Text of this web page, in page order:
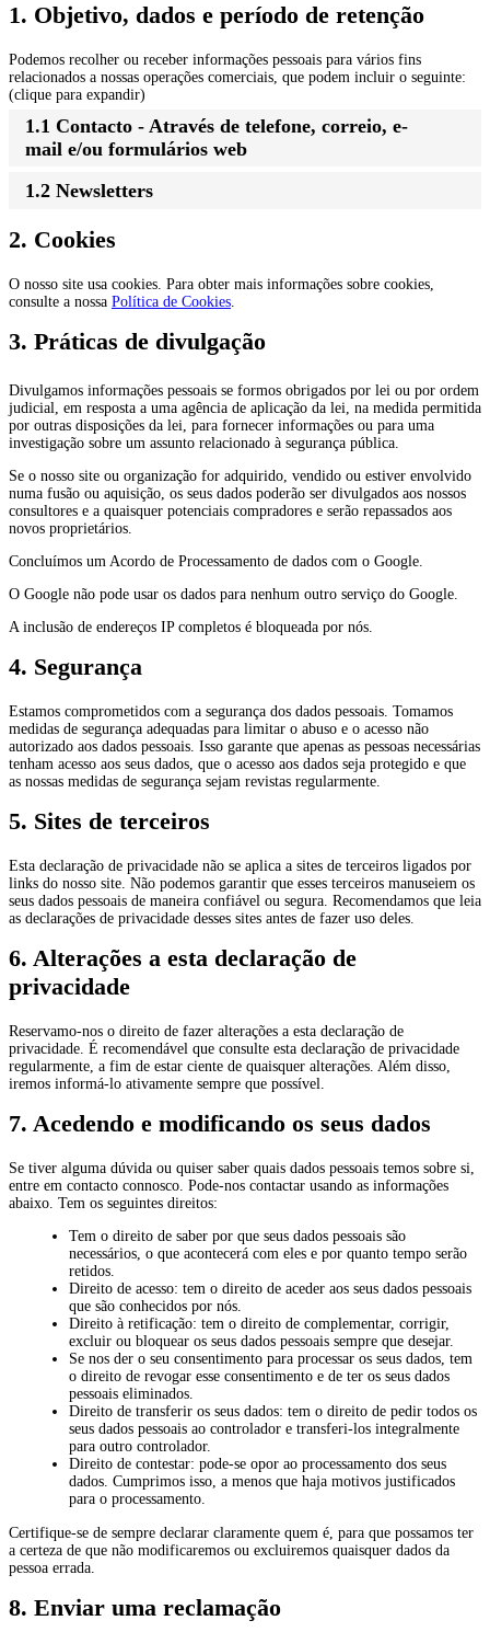
1. Objetivo, dados e período de retenção
Podemos recolher ou receber informações pessoais para vários fins
relacionados a nossas operações comerciais, que podem incluir o seguinte:
(clique para expandir)
1.1 Contacto - Através de telefone, correio, e-
mail e/ou formulários web
1.2 Newsletters
2. Cookies
O nosso site usa cookies. Para obter mais informações sobre cookies,
consulte a nossa Política de Cookies.
3. Práticas de divulgação
Divulgamos informações pessoais se formos obrigados por lei ou por ordem
judicial, em resposta a uma agência de aplicação da lei, na medida permitida
por outras disposições da lei, para fornecer informações ou para uma
investigação sobre um assunto relacionado à segurança pública.
Se o nosso site ou organização for adquirido, vendido ou estiver envolvido
numa fusão ou aquisição, os seus dados poderão ser divulgados aos nossos
consultores e a quaisquer potenciais compradores e serão repassados ​​aos
novos proprietários.
Concluímos um Acordo de Processamento de dados com o Google.
O Google não pode usar os dados para nenhum outro serviço do Google.
A inclusão de endereços IP completos é bloqueada por nós.
4. Segurança
Estamos comprometidos com a segurança dos dados pessoais. Tomamos
medidas de segurança adequadas para limitar o abuso e o acesso não
autorizado aos dados pessoais. Isso garante que apenas as pessoas necessárias
tenham acesso aos seus dados, que o acesso aos dados seja protegido e que
as nossas medidas de segurança sejam revistas regularmente.
5. Sites de terceiros
Esta declaração de privacidade não se aplica a sites de terceiros ligados por
links do nosso site. Não podemos garantir que esses terceiros manuseiem os
seus dados pessoais de maneira confiável ou segura. Recomendamos que leia
as declarações de privacidade desses sites antes de fazer uso deles.
6. Alterações a esta declaração de
privacidade
Reservamo-nos o direito de fazer alterações a esta declaração de
privacidade. É recomendável que consulte esta declaração de privacidade
regularmente, a fim de estar ciente de quaisquer alterações. Além disso,
iremos informá-lo ativamente sempre que possível.
7. Acedendo e modificando os seus dados
Se tiver alguma dúvida ou quiser saber quais dados pessoais temos sobre si,
entre em contacto connosco. Pode-nos contactar usando as informações
abaixo. Tem os seguintes direitos:
Tem o direito de saber por que seus dados pessoais são
necessários, o que acontecerá com eles e por quanto tempo serão
retidos.
Direito de acesso: tem o direito de aceder aos seus dados pessoais
que são conhecidos por nós.
Direito à retificação: tem o direito de complementar, corrigir,
excluir ou bloquear os seus dados pessoais sempre que desejar.
Se nos der o seu consentimento para processar os seus dados, tem
o direito de revogar esse consentimento e de ter os seus dados
pessoais eliminados.
Direito de transferir os seus dados: tem o direito de pedir todos os
seus dados pessoais ao controlador e transferi-los integralmente
para outro controlador.
Direito de contestar: pode-se opor ao processamento dos seus
dados. Cumprimos isso, a menos que haja motivos justificados
para o processamento.
Certifique-se de sempre declarar claramente quem é, para que possamos ter
a certeza de que não modificaremos ou excluiremos quaisquer dados da
pessoa errada.
8. Enviar uma reclamação